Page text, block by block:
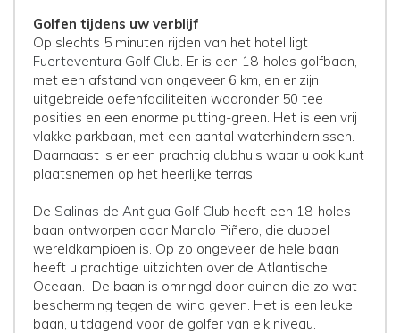
Golfen tijdens uw verblijf
Op slechts 5 minuten rijden van het hotel ligt
Fuerteventura Golf Club . Er is een 18-holes golfbaan,
met een afstand van ongeveer 6 km, en er zijn
uitgebreide oefenfaciliteiten waaronder 50 tee
posities en een enorme putting-green. Het is een vrij
vlakke parkbaan, met een aantal waterhindernissen.
Daarnaast is er een prachtig clubhuis waar u ook kunt
plaatsnemen op het heerlijke terras.
De Salinas de Antigua Golf Club heeft een 18-holes
baan ontworpen door Manolo Piñero, die dubbel
wereldkampioen is. Op zo ongeveer de hele baan
heeft u prachtige uitzichten over de Atlantische
Oceaan. De baan is omringd door duinen die zo wat
bescherming tegen de wind geven. Het is een leuke
baan, uitdagend voor de golfer van elk niveau.